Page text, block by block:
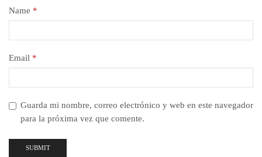
Name *
Email *
Guarda mi nombre, correo electrónico y web en este navegador
para la próxima vez que comente.